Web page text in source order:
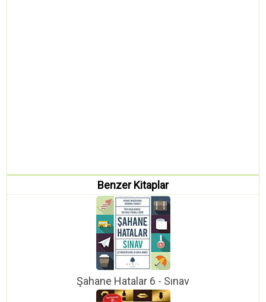
Benzer Kitaplar
Şahane Hatalar 6 - Sınav